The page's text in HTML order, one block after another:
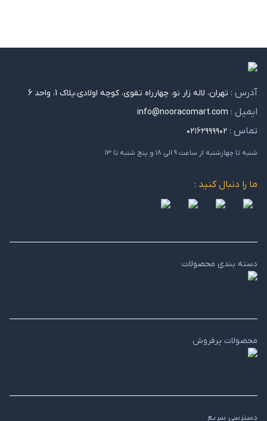
آدرس : تهران، لاله زار نو، چهارراه تقوی، کوچه اولادی،پلاک 1، واحد 6
ایمیل : info@nooracomart.com
تماس : ۰۲۱۶۲۹۹۹۹۰۲
شنبه تا چهارشنبه از ساعت ۹ الی ۱۸ و پنج شنبه تا ۱۳
ما را دنبال کنید :
دسته بندی محصولات
محصولات پرفروش
دسترسی سریع